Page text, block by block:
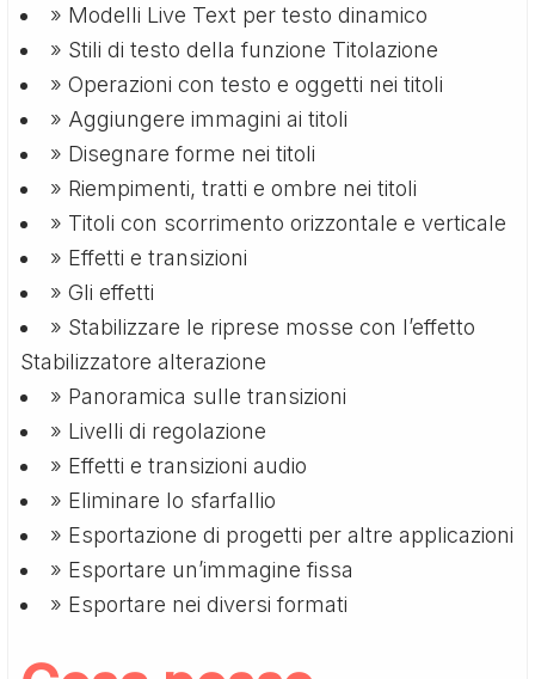
» Modelli Live Text per testo dinamico
» Stili di testo della funzione Titolazione
» Operazioni con testo e oggetti nei titoli
» Aggiungere immagini ai titoli
» Disegnare forme nei titoli
» Riempimenti, tratti e ombre nei titoli
» Titoli con scorrimento orizzontale e verticale
» Effetti e transizioni
» Gli effetti
» Stabilizzare le riprese mosse con l’effetto
Stabilizzatore alterazione
» Panoramica sulle transizioni
» Livelli di regolazione
» Effetti e transizioni audio
» Eliminare lo sfarfallio
» Esportazione di progetti per altre applicazioni
» Esportare un’immagine fissa
» Esportare nei diversi formati